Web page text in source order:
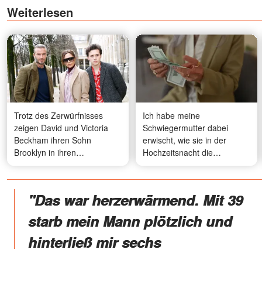
Weiterlesen
Trotz des Zerwürfnisses
zeigen David und Victoria
Beckham ihren Sohn
Brooklyn in ihren
Vatertagsgrüßen – und
Internetnutzern fällt dabei
ein vielsagendes Detail auf –
Fotos
Ich habe meine
Schwiegermutter dabei
erwischt, wie sie in der
Hochzeitsnacht die
Umschläge mit unserem
Hochzeitsgeld durchwühlt
haben wir ihr eine Lektion
erteilt, die sie nie vergessen
wird
"Das war herzerwärmend. Mit 39
starb mein Mann plötzlich und
hinterließ mir sechs